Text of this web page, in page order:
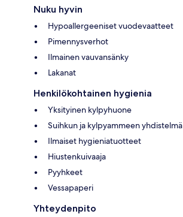
Nuku hyvin
Hypoallergeeniset vuodevaatteet
Pimennysverhot
Ilmainen vauvansänky
Lakanat
Henkilökohtainen hygienia
Yksityinen kylpyhuone
Suihkun ja kylpyammeen yhdistelmä
Ilmaiset hygieniatuotteet
Hiustenkuivaaja
Pyyhkeet
Vessapaperi
Yhteydenpito